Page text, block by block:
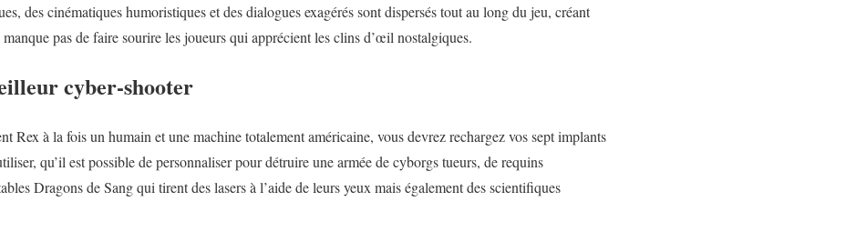
des cinématiques humoristiques et des dialogues exagérés sont dispersés tout au long du jeu, créant
pas de faire sourire les joueurs qui apprécient les clins d’œil nostalgiques.
cyber-shooter
Rex à la fois un humain et une machine totalement américaine, vous devrez rechargez vos sept implants
qu’il est possible de personnaliser pour détruire une armée de cyborgs tueurs, de requins
Dragons de Sang qui tirent des lasers à l’aide de leurs yeux mais également des scientifiques